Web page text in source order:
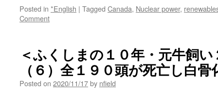
Posted in *English | Tagged Canada, Nuclear power,
Comment
＜ふくしまの１０年・元牛飼
（６）全１９０頭が死亡し白
Posted on 2020/11/17by nfield